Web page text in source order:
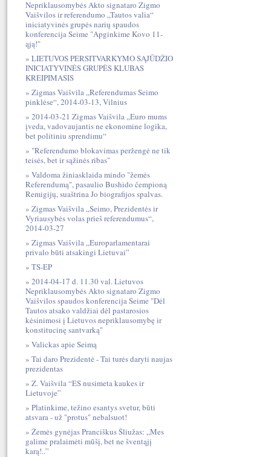
Nepriklausomybės Akto signataro Zigmo
Vaišvilos ir referendumo „Tautos valia“
iniciatyvinės grupės narių spaudos
konferencija Seime "Apginkime Kovo 11-
ąją!"
LIETUVOS PERSITVARKYMO SĄJŪDŽIO
INICIATYVINĖS GRUPĖS KLUBAS
KREIPIMASIS
Zigmas Vaišvila „Referendumas Seimo
pinklėse“, 2014-03-13, Vilnius
2014-03-21 Zigmas Vaišvila „Euro mums
įveda, vadovaujantis ne ekonomine logika,
bet politiniu sprendimu“
"Referendumo blokavimas peržengė ne tik
teisės, bet ir sąžinės ribas"
Valdoma žiniasklaida mindo "žemės
Referendumą", pasaulio Bushido čempioną
Remigijų, suaštrina Jo biografijos spalvas.
Zigmas Vaišvila „Seimo, Prezidentės ir
Vyriausybės volas prieš referendumus“,
2014-03-27
Zigmas Vaišvila „Europarlamentarai
privalo būti atsakingi Lietuvai”
TS-EP
2014-04-17 d. 11.30 val. Lietuvos
Nepriklausomybės Akto signataro Zigmo
Vaišvilos spaudos konferencija Seime "Dėl
Tautos atsako valdžiai dėl pastarosios
kėsinimosi į Lietuvos nepriklausomybę ir
konstitucinę santvarką"
Valickas apie Seimą
Tai daro Prezidentė - Tai turės daryti naujas
prezidentas
Z. Vaišvila “ES nusimeta kaukes ir
Lietuvoje”
Platinkime, težino esantys svetur, būti
atsvara - už "protus" nebalsuot!
Žemės gynėjas Pranciškus Šliužas: „Mes
galime pralaimėti mūšį, bet ne šventąjį
karą!..”